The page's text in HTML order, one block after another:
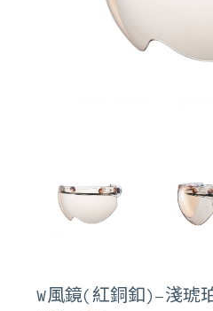
W風鏡(紅銅釦)-淺琥